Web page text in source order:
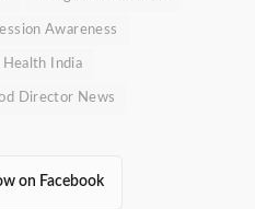
Awareness
Health India
Director News
on Facebook